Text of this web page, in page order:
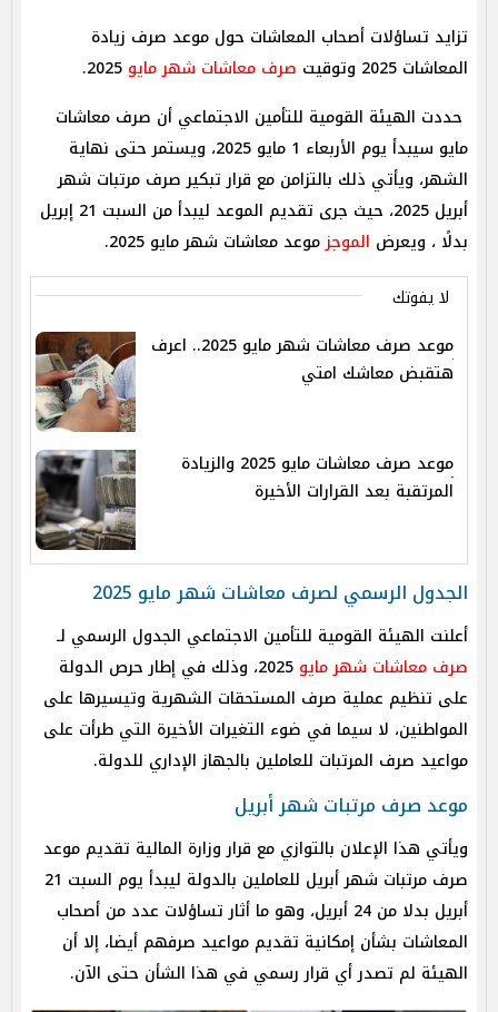
تزايد تساؤلات أصحاب المعاشات حول موعد صرف زيادة
المعاشات 2025 وتوقيت
صرف معاشات شهر مايو
حددت الهيئة القومية للتأمين الاجتماعي أن صرف معاشات
مايو سيبدأ يوم الأربعاء 1 مايو 2025، ويستمر حتى نهاية
الشهر، ويأتي ذلك بالتزامن مع قرار تبكير صرف مرتبات شهر
أبريل 2025، حيث جرى تقديم الموعد ليبدأ من السبت 21 إبريل
بدلًا ، ويعرض الموجزموعد معاشات شهر مايو 2025.
لا يفوتك
موعد صرف معاشات شهر مايو 2025.. اعرف
هتقبض معاشك امتي
موعد صرف معاشات مايو 2025 والزيادة
المرتقبة بعد القرارات الأخيرة
الجدول الرسمي لصرف معاشات شهر مايو 2025
أعلنت الهيئة القومية للتأمين الاجتماعي الجدول الرسمي لـ
صرف معاشات شهر مايو
2025، وذلك في إطار حرص الدولة
على تنظيم عملية صرف المستحقات الشهرية وتيسيرها على
المواطنين، لا سيما في ضوء التغيرات الأخيرة التي طرأت على
مواعيد صرف المرتبات للعاملين بالجهاز الإداري للدولة.
موعد صرف مرتبات شهر أبريل
ويأتي هذا الإعلان بالتوازي مع قرار وزارة المالية تقديم موعد
صرف مرتبات شهر أبريل للعاملين بالدولة ليبدأ يوم السبت 21
أبريل بدلا من 24 أبريل، وهو ما أثار تساؤلات عدد من أصحاب
المعاشات بشأن إمكانية تقديم مواعيد صرفهم أيضا، إلا أن
الهيئة لم تصدر أي قرار رسمي في هذا الشأن حتى الآن.